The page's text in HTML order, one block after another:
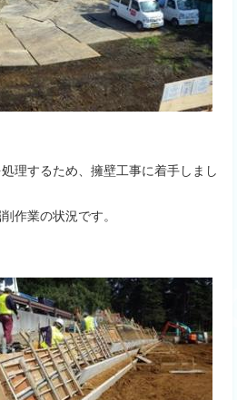
するため、擁壁工事に着手しまし
業の状況です。